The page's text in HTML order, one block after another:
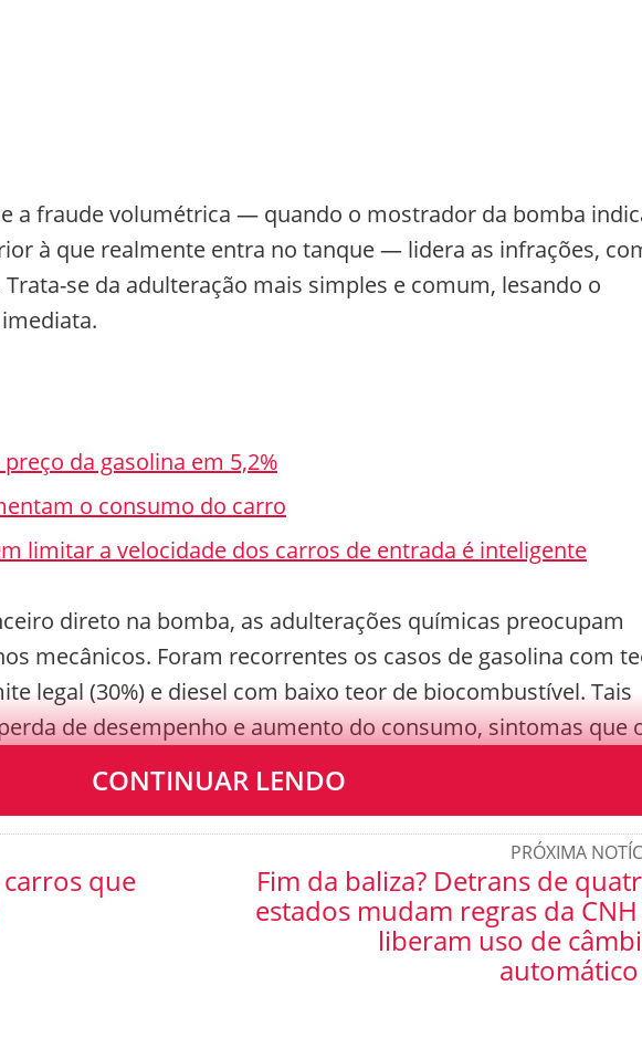
a fraude volumétrica — quando o mostrador da bomba
à que realmente entra no tanque — lidera as infrações,
se da adulteração mais simples e comum, lesando o
da gasolina em 5,2%
o consumo do carro
limitar a velocidade dos carros de entrada é inteligente
direto na bomba, as adulterações químicas preocupam
mecânicos. Foram recorrentes os casos de gasolina com
legal (30%) e diesel com baixo teor de biocombustível. Tais
de desempenho e aumento do consumo, sintomas que
no dia a dia.
CONTINUAR LENDO
PRÓXIMA
Fim da baliza? Detrans de
estados mudam regras da
liberam uso de
que